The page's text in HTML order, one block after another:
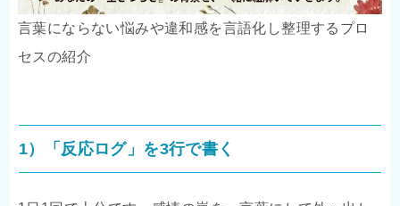
言葉にならない悩みや違和感を言語化し整理するプロ
セスの紹介
1）「反応ログ」を3行で書く